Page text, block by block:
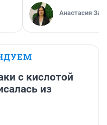
Анастасия
с кислотой
из